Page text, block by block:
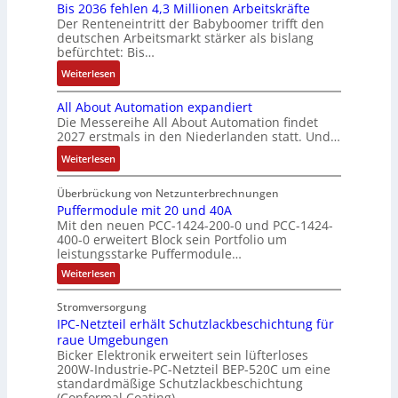
l
u
n
g
e
M
o
m
e
n
t
a
u
f
n
a
h
m
e
,
g
p
r
ä
g
t
u
c
C
N
C
-
S
y
s
t
e
m
e
ä
f
t
s
f
h
r
e
r
u
m
V
o
r
s
n
d
d
e
:
Q
2
-
E
r
g
e
b
n
i
s
s
e
b
e
s
ä
t
i
g
e
i
e
b
s
-
u
n
d
M
a
r
k
e
t
i
n
g
e
i
t
e
r
I
b
r
a
u
c
h
t
S
t
r
u
k
t
u
r
Bis 2036 fehlen 4,3 Millionen Arbeitskräfte
Der Renteneintritt der Babyboomer trifft den
deutschen Arbeitsmarkt stärker als bislang
befürchtet: Bis…
Weiterlesen:
B
i
s
2
0
3
6
f
e
h
l
e
n
4
,
3
M
i
l
All About Automation expandiert
Die Messereihe All About Automation findet
2027 erstmals in den Niederlanden statt. Und…
Weiterlesen:
A
l
l
A
b
o
u
t
A
u
t
o
m
a
Überbrückung von Netzunterbrechnungen
Puffermodule mit 20 und 40A
Mit den neuen PCC-1424-200-0 und PCC-1424-
400-0 erweitert Block sein Portfolio um
leistungsstarke Puffermodule…
Weiterlesen:
P
f
f
e
r
m
o
d
Stromversorgung
IPC-Netzteil erhält Schutzlackbeschichtung für
raue Umgebungen
Bicker Elektronik erweitert sein lüfterloses
200W-Industrie-PC-Netzteil BEP-520C um eine
standardmäßige Schutzlackbeschichtung